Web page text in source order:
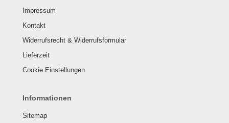
Impressum
Kontakt
Widerrufsrecht & Widerrufsformular
Lieferzeit
Cookie Einstellungen
Informationen
Sitemap